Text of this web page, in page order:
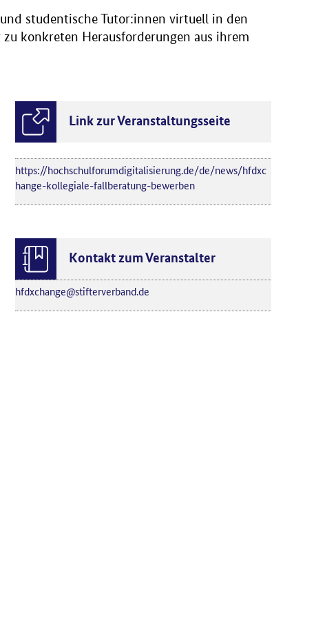
studentische Tutor:innen virtuell in den
konkreten Herausforderungen aus ihrem
Link zur Veranstaltungsseite
https://hochschulforumdigitalisierung.de/de/news/hfdxc
hange-kollegiale-fallberatung-bewerben
Kontakt zum Veranstalter
hfdxchange@stifterverband.de